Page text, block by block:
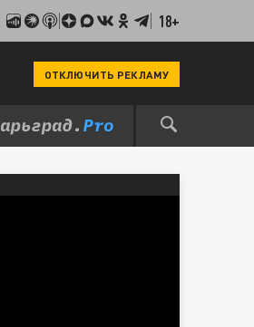
18+
ОТКЛЮЧИТЬ РЕКЛАМУ